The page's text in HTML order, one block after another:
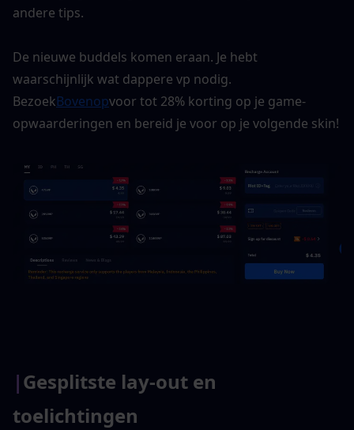
andere tips.
De nieuwe buddels komen eraan. Je hebt
waarschijnlijk wat dappere vp nodig.
BezoekBovenopvoor tot 28% korting op je game-
opwaarderingen en bereid je voor op je volgende skin!
|Gesplitste lay-out en
toelichtingen